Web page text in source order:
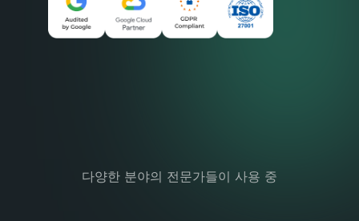
다양한 분야의 전문가들이 사용 중